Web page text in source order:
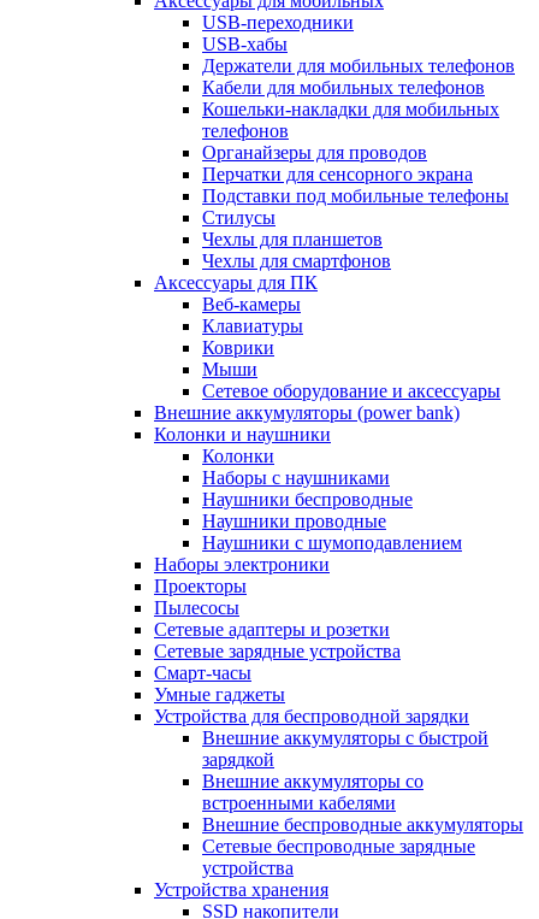
USB-переходники
USB-хабы
Держатели для мобильных телефонов
Кабели для мобильных телефонов
Кошельки-накладки для мобильных
телефонов
Органайзеры для проводов
Перчатки для сенсорного экрана
Подставки под мобильные телефоны
Стилусы
Чехлы для планшетов
Чехлы для смартфонов
Аксессуары для ПК
Веб-камеры
Клавиатуры
Коврики
Мыши
Сетевое оборудование и аксессуары
Внешние аккумуляторы (power bank)
Колонки и наушники
Колонки
Наборы с наушниками
Наушники беспроводные
Наушники проводные
Наушники с шумоподавлением
Наборы электроники
Проекторы
Пылесосы
Сетевые адаптеры и розетки
Сетевые зарядные устройства
Смарт-часы
Умные гаджеты
Устройства для беспроводной зарядки
Внешние аккумуляторы с быстрой
зарядкой
Внешние аккумуляторы со
встроенными кабелями
Внешние беспроводные аккумуляторы
Сетевые беспроводные зарядные
устройства
Устройства хранения
SSD накопители